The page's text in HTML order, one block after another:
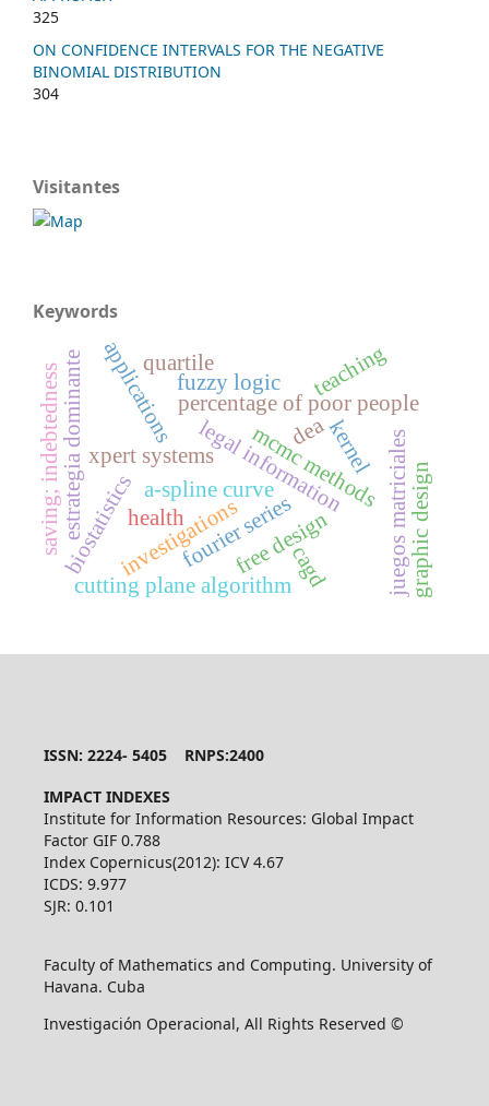
325
ON CONFIDENCE INTERVALS FOR THE NEGATIVE
BINOMIAL DISTRIBUTION
304
Visitantes
Keywords
fourier series
kernel
percentage of poor people
legal information
xpert systems
estrategia dominante juegos matriciales
a-spline curve
free design graphic design
cagd
mcmc methods
applications
biostatisticsinvestigations
teaching
health
saving; indebtedness fuzzy logic
quartile
dea
cutting plane algorithm
ISSN: 2224- 5405 RNPS:2400
IMPACT INDEXES
Institute for Information Resources: Global Impact
Factor GIF 0.788
Index Copernicus(2012): ICV 4.67
ICDS: 9.977
SJR: 0.101
Faculty of Mathematics and Computing. University of
Havana. Cuba
Investigación Operacional, All Rights Reserved ©